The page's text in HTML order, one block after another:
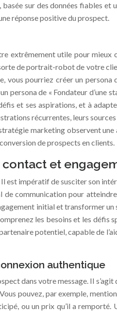
sur des données fiables et
réponse positive du prospect.
extrêmement utile pour
de portrait-robot de votre
pourriez créer un
persona de « Fondateur d’une
et ses aspirations, et à
récurrentes, leurs
marketing observent
de prospects en clients.
et
impératif de susciter son
de communication pour
initial et transformer
les besoins et les
potentiel, capable de
authentique
dans votre message. Il
pouvez, par exemple,
ou un prix qu’il a